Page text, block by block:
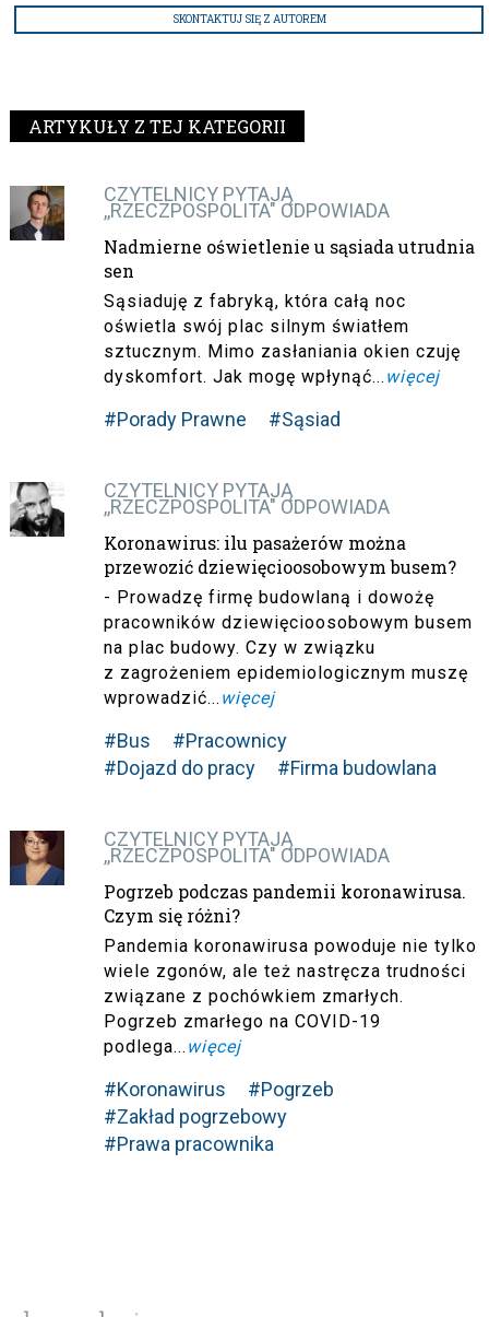
SKONTAKTUJ SIĘ Z AUTOREM
ARTYKUŁY Z TEJ KATEGORII
CZYTELNICY PYTAJĄ
,,RZECZPOSPOLITA" ODPOWIADA
Nadmierne oświetlenie u sąsiada utrudnia
sen
Sąsiaduję z fabryką, która całą noc
oświetla swój plac silnym światłem
sztucznym. Mimo zasłaniania okien czuję
dyskomfort. Jak mogę wpłynąć... więcej
#Porady Prawne #Sąsiad
CZYTELNICY PYTAJĄ
,,RZECZPOSPOLITA" ODPOWIADA
Koronawirus: ilu pasażerów można
przewozić dziewięcioosobowym busem?
- Prowadzę firmę budowlaną i dowożę
pracowników dziewięcioosobowym busem
na plac budowy. Czy w związku
z zagrożeniem epidemiologicznym muszę
wprowadzić... więcej
#Bus
#Pracownicy
#Dojazd do pracy
#Firma budowlana
CZYTELNICY PYTAJĄ
,,RZECZPOSPOLITA" ODPOWIADA
Pogrzeb podczas pandemii koronawirusa.
Czym się różni?
Pandemia koronawirusa powoduje nie tylko
wiele zgonów, ale też nastręcza trudności
związane z pochówkiem zmarłych.
Pogrzeb zmarłego na COVID-19
podlega... więcej
#Koronawirus
#Pogrzeb
#Zakład pogrzebowy
#Prawa pracownika